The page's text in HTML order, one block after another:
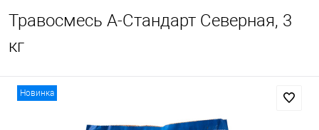
Травосмесь А-Стандарт Северная, 3
кг
Новинка